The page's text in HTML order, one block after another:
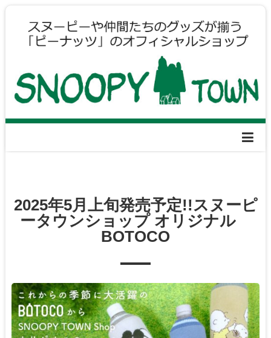
2025年5月上旬発売予定!!スヌーピ
ータウンショップ オリジナル
BOTOCO